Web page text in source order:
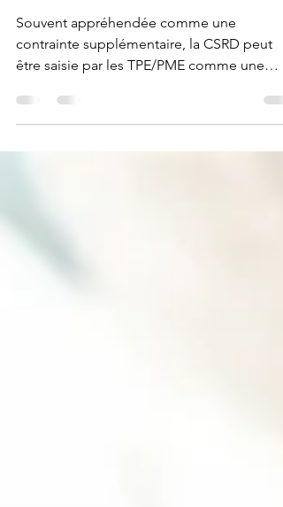
outil stratégique de
développement durable
contrainte supplémentaire, la CSRD peut
être saisie par les TPE/PME comme une
réelle opportunité de...